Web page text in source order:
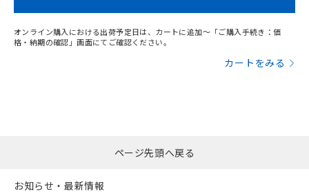
オンライン購入における出荷予定日は、カートに追加～「ご購入手続き：価
格・納期の確認」画面にてご確認ください。
カートをみる
ページ先頭へ戻る
お知らせ・最新情報